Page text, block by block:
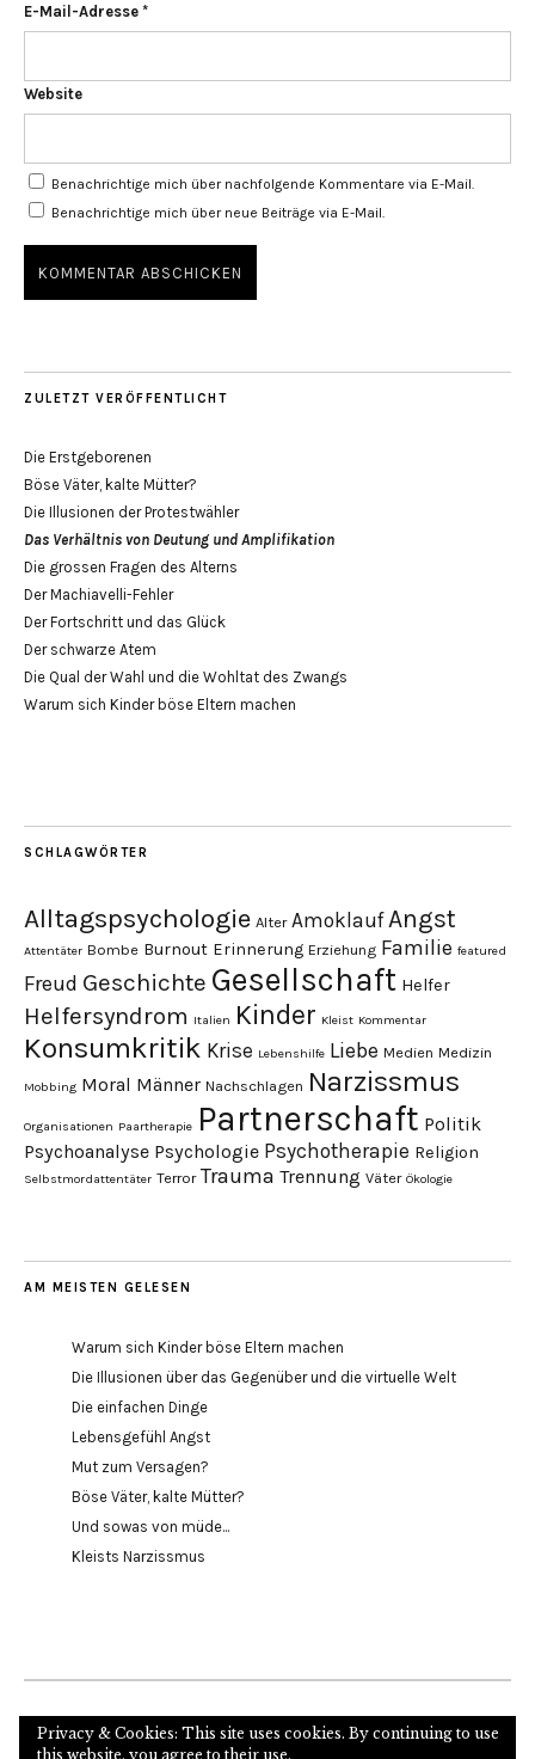
E-Mail-Adresse *
Website
Benachrichtige mich über nachfolgende Kommentare via E-Mail.
Benachrichtige mich über neue Beiträge via E-Mail.
ZULETZT VERÖFFENTLICHT
Die Erstgeborenen
Böse Väter, kalte Mütter?
Die Illusionen der Protestwähler
Das Verhältnis von Deutung und Amplifikation
Die grossen Fragen des Alterns
Der Machiavelli-Fehler
Der Fortschritt und das Glück
Der schwarze Atem
Die Qual der Wahl und die Wohltat des Zwangs
Warum sich Kinder böse Eltern machen
SCHLAGWÖRTER
Alltagspsychologie Alter Amoklauf Angst
Attentäter Bombe Burnout Erinnerung Erziehung Familie featured
Freud Geschichte Gesellschaft Helfer
Helfersyndrom Italien Kinder Kleist Kommentar
Konsumkritik Krise Lebenshilfe Liebe Medien Medizin
Mobbing Moral Männer Nachschlagen Narzissmus
Organisationen Paartherapie Partnerschaft Politik
Psychoanalyse Psychologie Psychotherapie Religion
Selbstmordattentäter Terror Trauma Trennung Väter Ökologie
AM MEISTEN GELESEN
Warum sich Kinder böse Eltern machen
Die Illusionen über das Gegenüber und die virtuelle Welt
Die einfachen Dinge
Lebensgefühl Angst
Mut zum Versagen?
Böse Väter, kalte Mütter?
Und sowas von müde...
Kleists Narzissmus
Internetseite des Autors und Psychoanalytikers
Privacy & Cookies: This site uses cookies. By continuing to use
this website, you agree to their use.